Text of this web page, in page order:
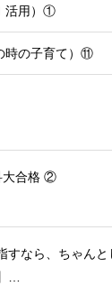
活用）①
時の子育て）⑪
大合格 ②
すなら、ちゃんと
…